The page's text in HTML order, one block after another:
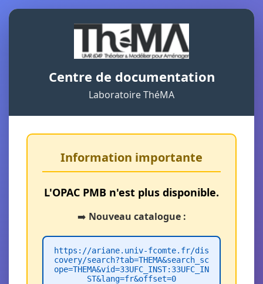
Centre de documentation
Laboratoire ThéMA
Information importante
L'OPAC PMB n'est plus disponible.
➡️ Nouveau catalogue :
https://ariane.univ-fcomte.fr/dis
covery/search?tab=THEMA&search_sc
ope=THEMA&vid=33UFC_INST:33UFC_IN
ST&lang=fr&offset=0